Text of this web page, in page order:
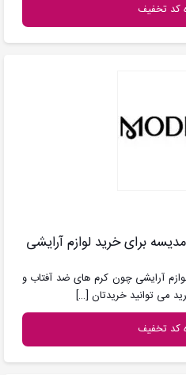
کد تخفیف
آرایشی چون کرم های ضد آفتاب و
می توانید خریدتان […]
کد تخفیف